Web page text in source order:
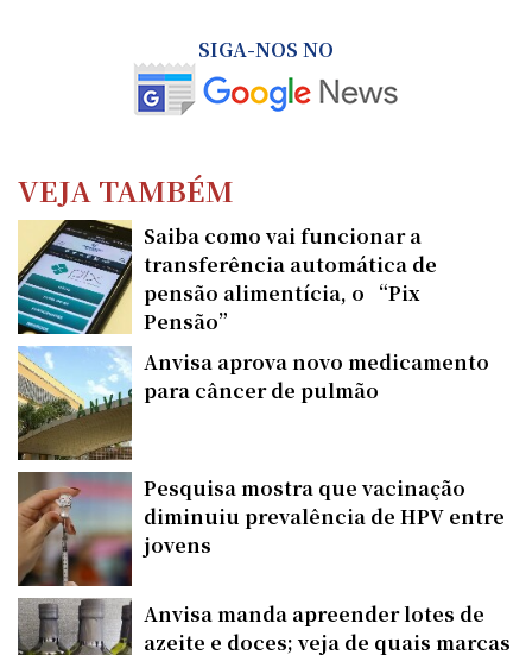
SIGA-NOS NO
VEJA TAMBÉM
Saiba como vai funcionar a
transferência automática de
pensão alimentícia, o “Pix
Pensão”
Anvisa aprova novo medicamento
para câncer de pulmão
Pesquisa mostra que vacinação
diminuiu prevalência de HPV entre
jovens
Anvisa manda apreender lotes de
azeite e doces; veja de quais marcas